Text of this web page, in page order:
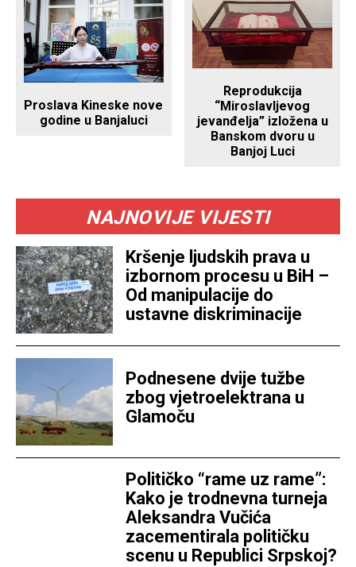
Proslava Kineske nove
godine u Banjaluci
Reprodukcija
“Miroslavljevog
jevanđelja” izložena u
Banskom dvoru u
Banjoj Luci
NAJNOVIJE VIJESTI
Kršenje ljudskih prava u
izbornom procesu u BiH –
Od manipulacije do
ustavne diskriminacije
Podnesene dvije tužbe
zbog vjetroelektrana u
Glamoču
Političko “rame uz rame”:
Kako je trodnevna turneja
Aleksandra Vučića
zacementirala političku
scenu u Republici Srpskoj?